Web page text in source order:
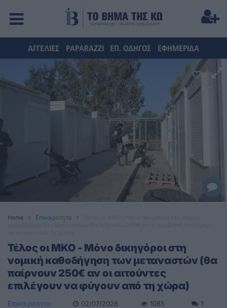
ΑΓΓΕΛΙΕΣ PAPARAZZI ΕΠ. ΟΔΗΓΟΣ ΕΦΗΜΕΡΙΔΑ
Home Επικαιρότητα
Τέλος οι ΜΚΟ - Μόνο δικηγόροι στη
νομική καθοδήγηση των μεταναστών (θα
παίρνουν 250€ αν οι αιτούντες
επιλέγουν να φύγουν από τη χώρα)
Επικαιρότητα 02/07/2026 1085 1